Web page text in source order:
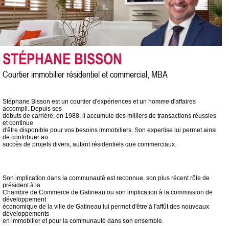
STÉPHANE BISSON
Courtier immobilier résidentiel et commercial, MBA
Stéphane Bisson est un courtier d'expériences et un homme d'affaires
accompli. Depuis ses
débuts de carrière, en 1988, il accumule des milliers de transactions réussies
et continue
d'être disponible pour vos besoins immobiliers. Son expertise lui permet ainsi
de contribuer au
succès de projets divers, autant résidentiels que commerciaux.
Son implication dans la communauté est reconnue, son plus récent rôle de
président à la
Chambre de Commerce de Gatineau ou son implication à la commission de
développement
économique de la ville de Gatineau lui permet d'être à l'affût des nouveaux
développements
en immobilier et pour la communauté dans son ensemble.